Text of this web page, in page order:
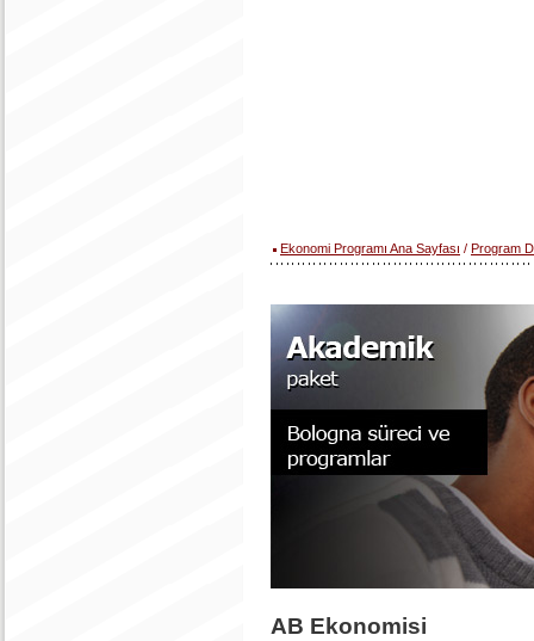
Ekonomi Programı Ana Sayfası / Program
AB Ekonomisi